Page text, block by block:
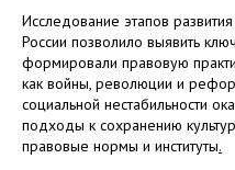
Исследование этапов
России позволило выявить
формировали правовую
как войны, революции и
социальной нестабильности
подходы к сохранению
правовые нормы и институты.